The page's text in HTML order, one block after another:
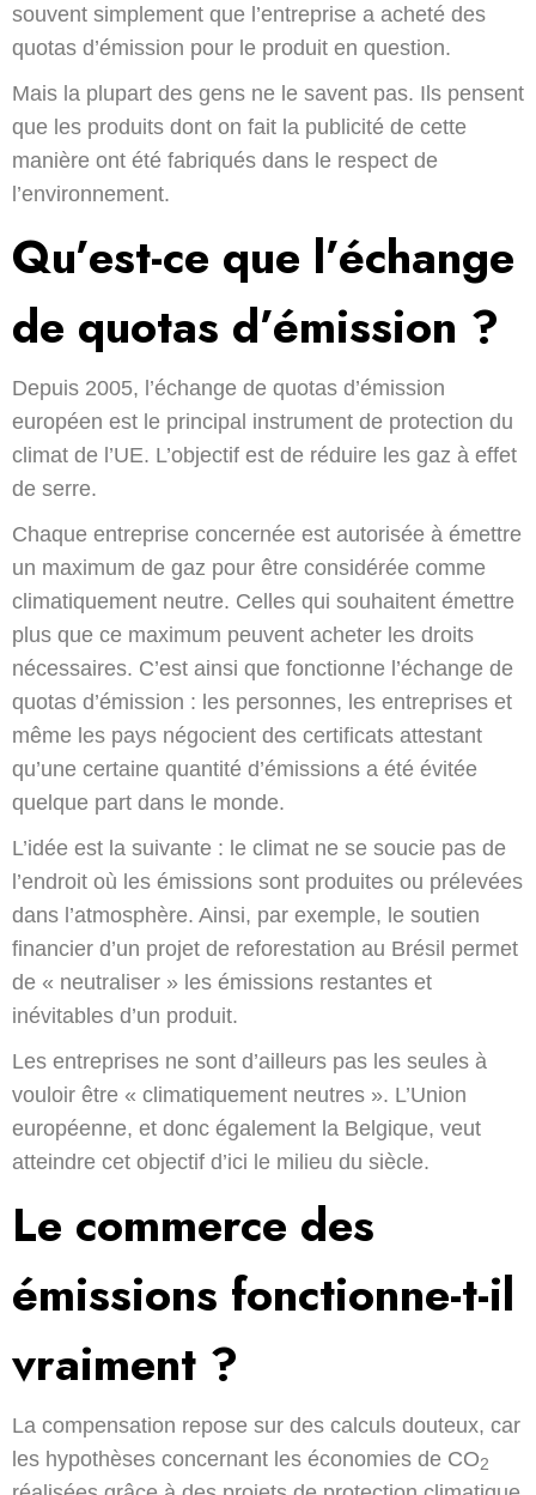
souvent simplement que l’entreprise a acheté des
quotas d’émission pour le produit en question.
Mais la plupart des gens ne le savent pas. Ils pensent
que les produits dont on fait la publicité de cette
manière ont été fabriqués dans le respect de
l’environnement.
Qu’est-ce que l’échange
de quotas d’émission ?
Depuis 2005, l’échange de quotas d’émission
européen est le principal instrument de protection du
climat de l’UE. L’objectif est de réduire les gaz à effet
de serre.
Chaque entreprise concernée est autorisée à émettre
un maximum de gaz pour être considérée comme
climatiquement neutre. Celles qui souhaitent émettre
plus que ce maximum peuvent acheter les droits
nécessaires. C’est ainsi que fonctionne l’échange de
quotas d’émission : les personnes, les entreprises et
même les pays négocient des certificats attestant
qu’une certaine quantité d’émissions a été évitée
quelque part dans le monde.
L’idée est la suivante : le climat ne se soucie pas de
l’endroit où les émissions sont produites ou prélevées
dans l’atmosphère. Ainsi, par exemple, le soutien
financier d’un projet de reforestation au Brésil permet
de « neutraliser » les émissions restantes et
inévitables d’un produit.
Les entreprises ne sont d’ailleurs pas les seules à
vouloir être « climatiquement neutres ». L’Union
européenne, et donc également la Belgique, veut
atteindre cet objectif d’ici le milieu du siècle.
Le commerce des
émissions fonctionne-t-il
vraiment ?
La compensation repose sur des calculs douteux, car
les hypothèses concernant les économies de CO2